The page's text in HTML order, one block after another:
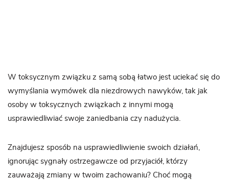
W toksycznym związku z samą sobą łatwo jest uciekać się do
wymyślania wymówek dla niezdrowych nawyków, tak jak
osoby w toksycznych związkach z innymi mogą
usprawiedliwiać swoje zaniedbania czy nadużycia.
Znajdujesz sposób na usprawiedliwienie swoich działań,
ignorując sygnały ostrzegawcze od przyjaciół, którzy
zauważają zmiany w twoim zachowaniu? Choć mogą